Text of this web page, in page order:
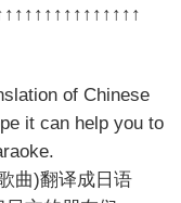
of Chinese
it can help you to
曲)翻译成日语